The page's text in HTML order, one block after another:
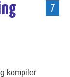
7
kompiler